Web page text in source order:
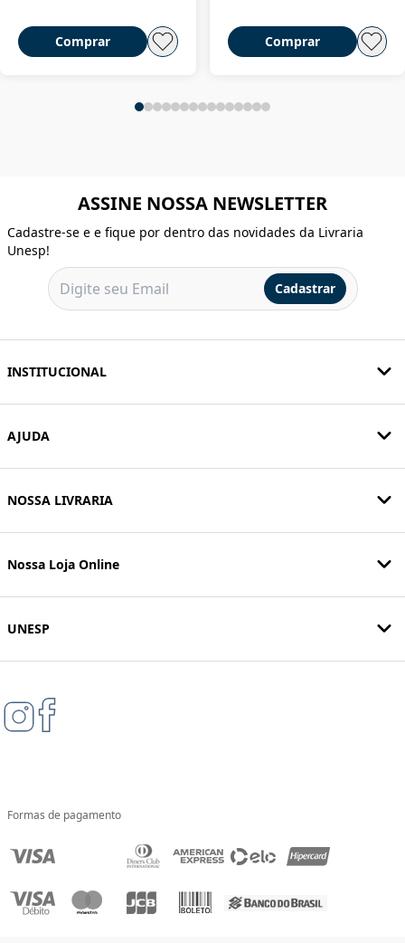
Comprar Comprar
ASSINE NOSSA NEWSLETTER
Cadastre-se e e fique por dentro das novidades da Livraria
Unesp!
Cadastrar
INSTITUCIONAL
AJUDA
NOSSA LIVRARIA
Nossa Loja Online
UNESP
Formas de pagamento